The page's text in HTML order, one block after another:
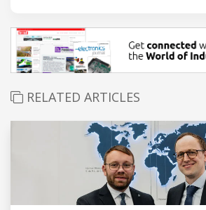
RELATED ARTICLES